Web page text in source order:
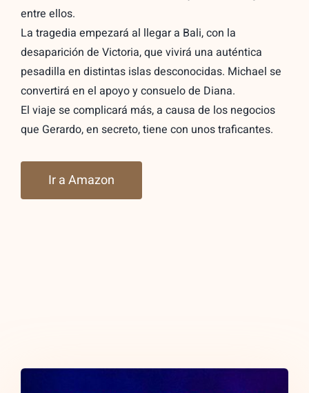
entre ellos.
La tragedia empezará al llegar a Bali, con la
desaparición de Victoria, que vivirá una auténtica
pesadilla en distintas islas desconocidas. Michael se
convertirá en el apoyo y consuelo de Diana.
El viaje se complicará más, a causa de los negocios
que Gerardo, en secreto, tiene con unos traficantes.
Ir a Amazon